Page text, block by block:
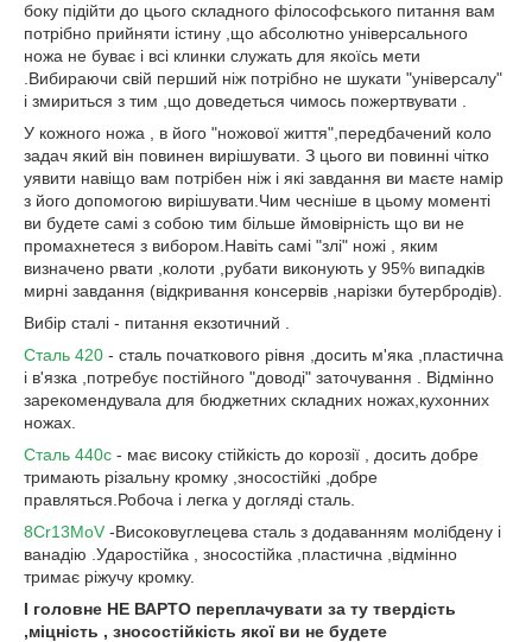
боку підійти до цього складного філософського питання вам
потрібно прийняти істину ,що абсолютно універсального
ножа не буває і всі клинки служать для якоїсь мети
.Вибираючи свій перший ніж потрібно не шукати "універсалу"
і змириться з тим ,що доведеться чимось пожертвувати .
У кожного ножа , в його "ножової життя",передбачений коло
задач який він повинен вирішувати. З цього ви повинні чітко
уявити навіщо вам потрібен ніж і які завдання ви маєте намір
з його допомогою вирішувати.Чим чесніше в цьому моменті
ви будете самі з собою тим більше ймовірність що ви не
промахнетеся з вибором.Навіть самі "злі" ножі , яким
визначено рвати ,колоти ,рубати виконують у 95% випадків
мирні завдання (відкривання консервів ,нарізки бутербродів).
Вибір сталі - питання екзотичний .
Сталь 420 - сталь початкового рівня ,досить м'яка ,пластична
і в'язка ,потребує постійного "доводі" заточування . Відмінно
зарекомендувала для бюджетних складних ножах,кухонних
ножах.
Сталь 440с - має високу стійкість до корозії , досить добре
тримають різальну кромку ,зносостійкі ,добре
правляться.Робоча і легка у догляді сталь.
8Cr13MoV -Високовуглецева сталь з додаванням молібдену і
ванадію .Ударостійка , зносостійка ,пластична ,відмінно
тримає ріжучу кромку.
І головне НЕ ВАРТО переплачувати за ту твердість
,міцність , зносостійкість якої ви не будете